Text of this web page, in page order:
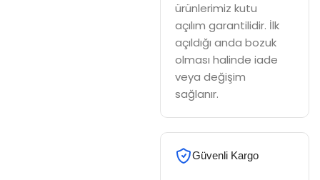
ürünlerimiz kutu
açılım garantilidir. İlk
açıldığı anda bozuk
olması halinde iade
veya değişim
sağlanır.
Güvenli Kargo